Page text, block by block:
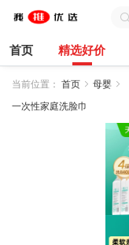
首页 精选好价
当前位置： 首页 母婴
一次性家庭洗脸巾